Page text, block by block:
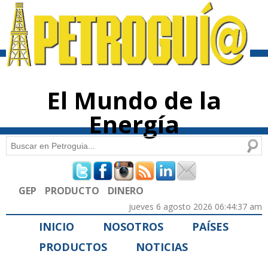
contenido
El Mundo de la
Energía
Formulario de búsqueda
Buscar
GEP PRODUCTO DINERO
jueves 6 agosto 2026 06:44:37 am
INICIO NOSOTROS
PAÍSES
PRODUCTOS
NOTICIAS